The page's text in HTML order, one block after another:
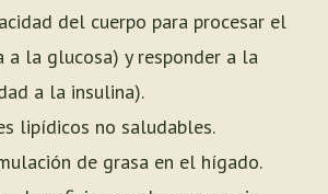
del cuerpo para procesar el
a la glucosa) y responder a la
a la insulina).
lipídicos no saludables.
de grasa en el hígado.